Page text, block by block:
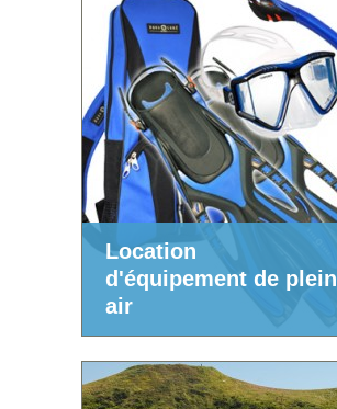
Location
d'équipement de plein
air